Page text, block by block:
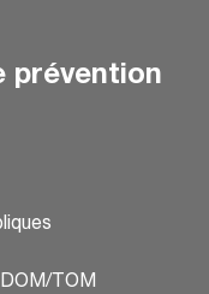
prévention
TOM